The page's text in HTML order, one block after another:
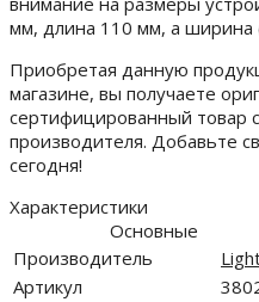
мм, длина 110 мм, а ширина
Приобретая данную
магазине, вы получаете
сертифицированный товар
производителя. Добавьте
сегодня!
Характеристики
Основные
Производитель
Артикул